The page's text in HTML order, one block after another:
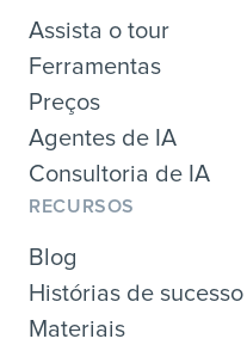
Assista o tour
Ferramentas
Preços
Agentes de IA
Consultoria de IA
RECURSOS
Blog
Histórias de sucesso
Materiais